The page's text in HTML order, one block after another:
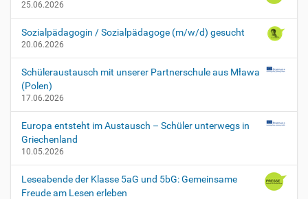
25.06.2026
Sozialpädagogin / Sozialpädagoge (m/w/d) gesucht
20.06.2026
Schüleraustausch mit unserer Partnerschule aus Mława
(Polen)
17.06.2026
Europa entsteht im Austausch – Schüler unterwegs in
Griechenland
10.05.2026
Leseabende der Klasse 5aG und 5bG: Gemeinsame
Freude am Lesen erleben